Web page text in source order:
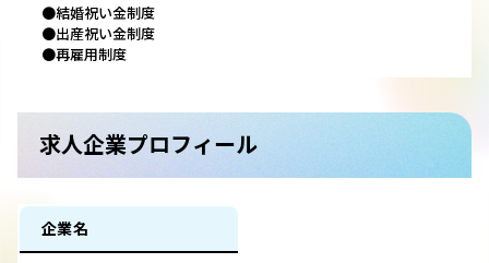
●結婚祝い金制度
●出産祝い金制度
●再雇用制度
求人企業プロフィール
企業名